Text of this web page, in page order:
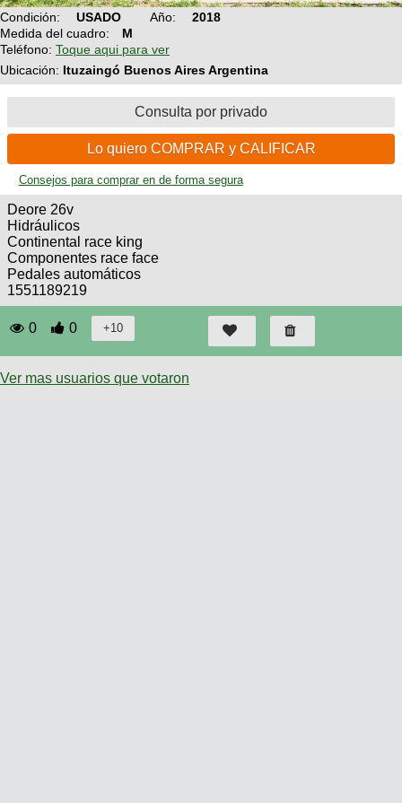
BMX
Ruta,
triatlon
De
Ranking
Fotos
del
DÍA
mas
votadas
COMPRO
CANJE
Mi
Mis
Mis
Ventas
Técnica
Mecánica
Robadas
Noticias
Calendario
Operadores
de
cicloturismo
Relatos
de
de
viajes
Últimos
Buscar
de
Amigos
Condición: USADO Año:
2018
Medida del cuadro:
M
Teléfono: Toque aqui para ver
Ubicación: Ituzaingó Buenos Aires Argentina
Consulta por privado
Lo quiero COMPRAR y CALIFICAR
Consejos para comprar en de forma segura
Deore 26v
Hidráulicos
Continental race king
Componentes race face
Pedales automáticos
1551189219
0 0
Ver mas usuarios que votaron